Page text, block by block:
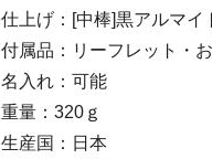
仕上げ：[中棒]黒アルマ
付属品：リーフレット・
名入れ：可能
重量：320ｇ
生産国：日本